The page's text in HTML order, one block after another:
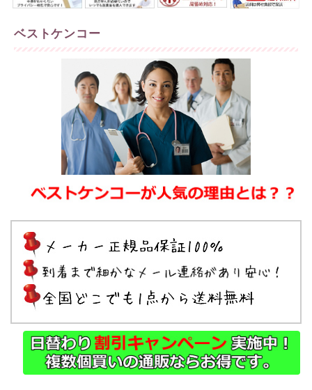
ベストケンコー